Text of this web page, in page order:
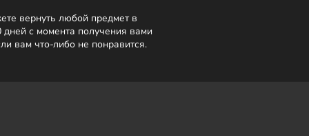
вернуть любой предмет в
дней с момента получения вами
вам что-либо не понравится.